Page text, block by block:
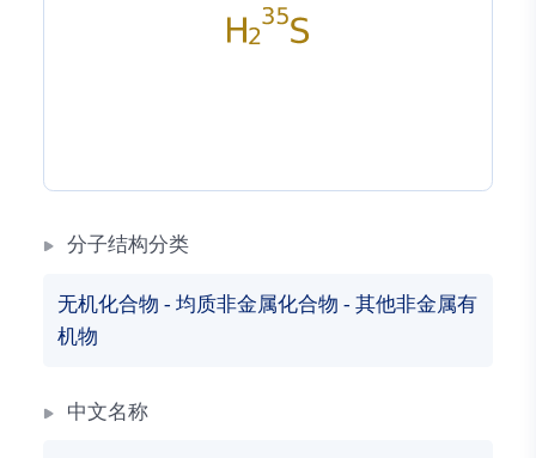
分子结构分类
无机化合物 - 均质非金属化合物 - 其他非金属有
机物
中文名称